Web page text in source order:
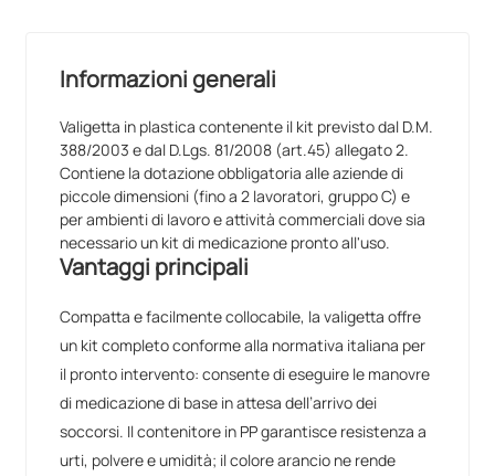
Informazioni generali
Valigetta in plastica contenente il kit previsto dal D.M.
388/2003 e dal D.Lgs. 81/2008 (art.45) allegato 2.
Contiene la dotazione obbligatoria alle aziende di
piccole dimensioni (fino a 2 lavoratori, gruppo C) e
per ambienti di lavoro e attività commerciali dove sia
necessario un kit di medicazione pronto all'uso.
Vantaggi principali
Compatta e facilmente collocabile, la valigetta offre
un kit completo conforme alla normativa italiana per
il pronto intervento: consente di eseguire le manovre
di medicazione di base in attesa dell’arrivo dei
soccorsi. Il contenitore in PP garantisce resistenza a
urti, polvere e umidità; il colore arancio ne rende